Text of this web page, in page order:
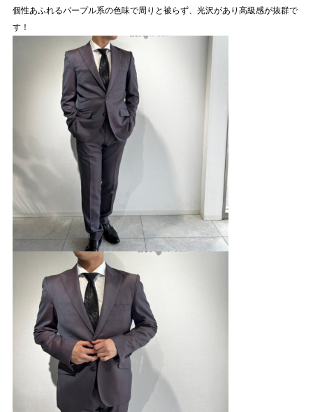
個性あふれるパープル系の色味で周りと被らず、光沢があり高級感が抜群で
す！